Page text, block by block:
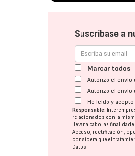
Suscríbase a
Marcar todos
Autorizo el envío
Autorizo el envío
He leído y
Responsable:
relacionados con la
llevar a cabo las
Acceso, rectificación,
considera que el
Datos